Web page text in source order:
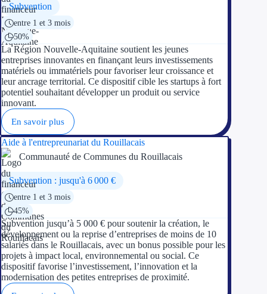
Aides Urssaf
Prêt
Garantie
Par financeur
Subvention
entre 1 et 3 mois
50%
La Région Nouvelle-Aquitaine soutient les jeunes
entreprises innovantes en finançant leurs investissements
matériels ou immatériels pour favoriser leur croissance et
leur ancrage territorial. Ce dispositif cible les startups à fort
potentiel souhaitant développer un produit ou service
innovant.
En savoir plus
Aide à l'entrepreunariat du Rouillacais
Communauté de Communes du Rouillacais
Subvention : jusqu'à 6 000 €
entre 1 et 3 mois
45%
Subvention jusqu’à 5 000 € pour soutenir la création, le
développement ou la reprise d’entreprises de moins de 10
salariés dans le Rouillacais, avec un bonus possible pour les
projets à impact local, environnemental ou social. Ce
dispositif favorise l’investissement, l’innovation et la
modernisation des petites entreprises de proximité.